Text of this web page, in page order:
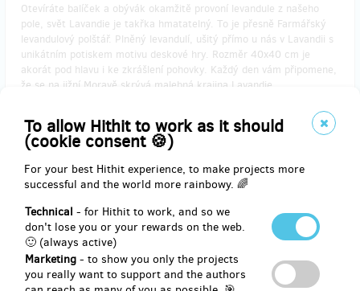
To allow Hithit to work as it should
(cookie consent 🍪)
For your best Hithit experience, to make projects more
successful and the world more rainbowy. 🌈
Technical - for Hithit to work, and so we
don't lose you or your rewards on the web.
🙂 (always active)
Marketing - to show you only the projects
you really want to support and the authors
Otevíráte balíček a obývák okamžitě provoní levandule z našeho
pole, svět Lavandie je takřka hmatatelný. To je přesně Farmářský
levandulový polštář. Plněný levandulí, ušitý přímo u nás v Lavandii s
unikátním potiskem motivu deskové hry. Rozměr 40x40 cm je
akorát pod hlavu i ke zkrášlení pohovky. Každý den vám připomene,
že se na jižní Moravě skrývá malebná krajina Lavandie.
Jako bonus 2x vstupenka na levandulovou farmu Lavandia.
Reward delivery: on address, in a quarter after the Hithit project
end
(CZK 700 )
remaining 50 from 50